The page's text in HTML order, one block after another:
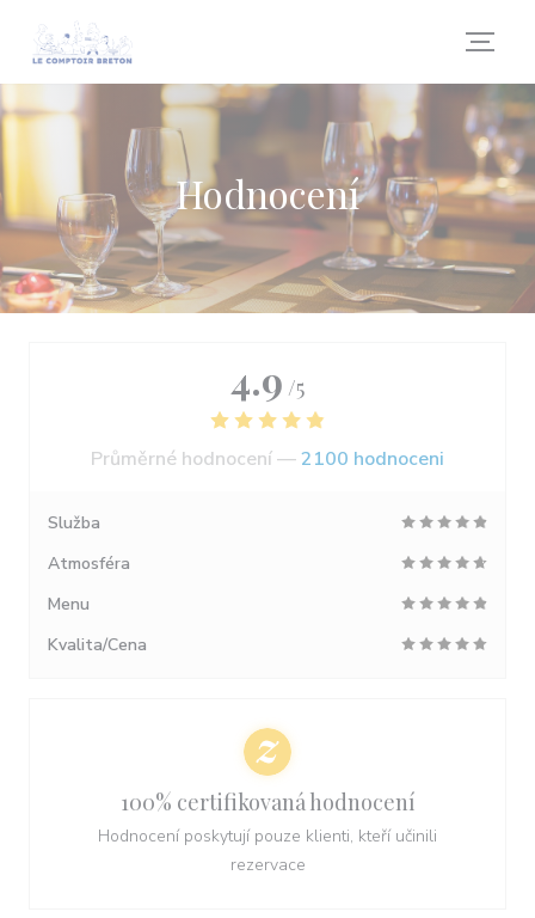
Hodnocení
4.9 /5
Průměrné hodnocení —2100 hodnoceni
Služba
Atmosféra
Menu
Kvalita/Cena
100% certifikovaná hodnocení
Hodnocení poskytují pouze klienti, kteří učinili
rezervace